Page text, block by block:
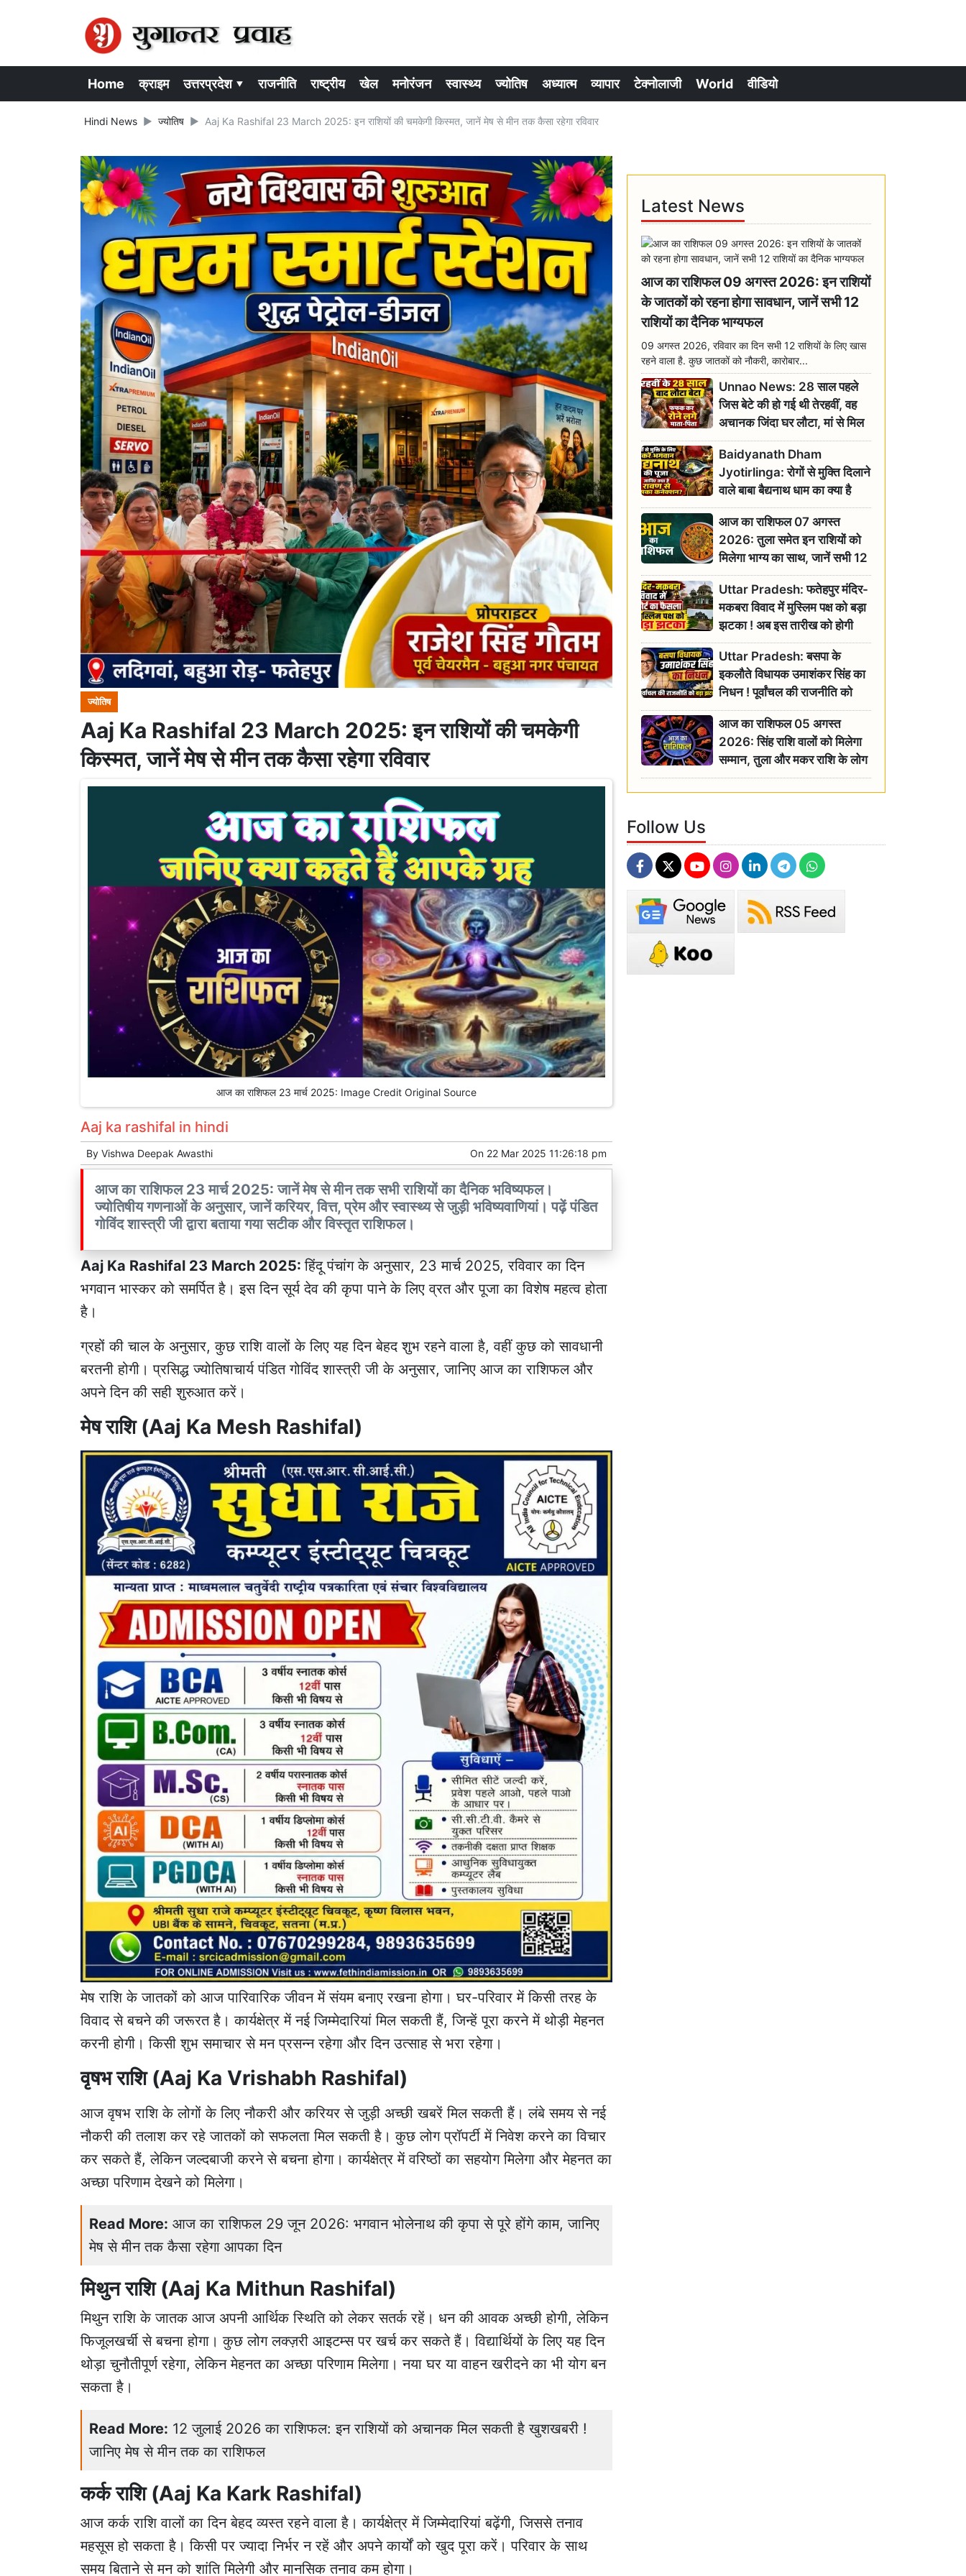
Home क्राइम उत्तरप्रदेश ▾ राजनीति राष्ट्रीय खेल मनोरंजन स्वास्थ्य ज्योतिष अध्यात्म व्यापार टेक्नोलाजी World वीडियो
Hindi News ज्योतिष Aaj Ka Rashifal 23 March 2025: इन राशियों की चमकेगी किस्मत, जानें मेष से मीन तक कैसा रहेगा रविवार
ज्योतिष
Aaj Ka Rashifal 23 March 2025: इन राशियों की चमकेगी
किस्मत, जानें मेष से मीन तक कैसा रहेगा रविवार
आज का राशिफल 23 मार्च 2025: Image Credit Original Source
Aaj ka rashifal in hindi
By Vishwa Deepak Awasthi On 22 Mar 2025 11:26:18 pm
आज का राशिफल 23 मार्च 2025: जानें मेष से मीन तक सभी राशियों का दैनिक भविष्यफल।
ज्योतिषीय गणनाओं के अनुसार, जानें करियर, वित्त, प्रेम और स्वास्थ्य से जुड़ी भविष्यवाणियां। पढ़ें पंडित
गोविंद शास्त्री जी द्वारा बताया गया सटीक और विस्तृत राशिफल।
Aaj Ka Rashifal 23 March 2025:हिंदू पंचांग के अनुसार, 23 मार्च 2025, रविवार का दिन
भगवान भास्कर को समर्पित है। इस दिन सूर्य देव की कृपा पाने के लिए व्रत और पूजा का विशेष महत्व होता
है।
ग्रहों की चाल के अनुसार, कुछ राशि वालों के लिए यह दिन बेहद शुभ रहने वाला है, वहीं कुछ को सावधानी
बरतनी होगी। प्रसिद्ध ज्योतिषाचार्य पंडित गोविंद शास्त्री जी के अनुसार, जानिए आज का राशिफल और
अपने दिन की सही शुरुआत करें।
मेष राशि (Aaj Ka Mesh Rashifal)
मेष राशि के जातकों को आज पारिवारिक जीवन में संयम बनाए रखना होगा। घर-परिवार में किसी तरह के
विवाद से बचने की जरूरत है। कार्यक्षेत्र में नई जिम्मेदारियां मिल सकती हैं, जिन्हें पूरा करने में थोड़ी मेहनत
करनी होगी। किसी शुभ समाचार से मन प्रसन्न रहेगा और दिन उत्साह से भरा रहेगा।
वृषभ राशि (Aaj Ka Vrishabh Rashifal)
आज वृषभ राशि के लोगों के लिए नौकरी और करियर से जुड़ी अच्छी खबरें मिल सकती हैं। लंबे समय से नई
नौकरी की तलाश कर रहे जातकों को सफलता मिल सकती है। कुछ लोग प्रॉपर्टी में निवेश करने का विचार
कर सकते हैं, लेकिन जल्दबाजी करने से बचना होगा। कार्यक्षेत्र में वरिष्ठों का सहयोग मिलेगा और मेहनत का
अच्छा परिणाम देखने को मिलेगा।
Read More: आज का राशिफल 29 जून 2026: भगवान भोलेनाथ की कृपा से पूरे होंगे काम, जानिए
मेष से मीन तक कैसा रहेगा आपका दिन
मिथुन राशि (Aaj Ka Mithun Rashifal)
मिथुन राशि के जातक आज अपनी आर्थिक स्थिति को लेकर सतर्क रहें। धन की आवक अच्छी होगी, लेकिन
फिजूलखर्ची से बचना होगा। कुछ लोग लक्ज़री आइटम्स पर खर्च कर सकते हैं। विद्यार्थियों के लिए यह दिन
थोड़ा चुनौतीपूर्ण रहेगा, लेकिन मेहनत का अच्छा परिणाम मिलेगा। नया घर या वाहन खरीदने का भी योग बन
सकता है।
Read More: 12 जुलाई 2026 का राशिफल: इन राशियों को अचानक मिल सकती है खुशखबरी !
जानिए मेष से मीन तक का राशिफल
कर्क राशि (Aaj Ka Kark Rashifal)
आज कर्क राशि वालों का दिन बेहद व्यस्त रहने वाला है। कार्यक्षेत्र में जिम्मेदारियां बढ़ेंगी, जिससे तनाव
महसूस हो सकता है। किसी पर ज्यादा निर्भर न रहें और अपने कार्यों को खुद पूरा करें। परिवार के साथ
समय बिताने से मन को शांति मिलेगी और मानसिक तनाव कम होगा।
Latest News
आज का राशिफल 09 अगस्त 2026: इन राशियों
के जातकों को रहना होगा सावधान, जानें सभी 12
राशियों का दैनिक भाग्यफल
09 अगस्त 2026, रविवार का दिन सभी 12 राशियों के लिए खास
रहने वाला है. कुछ जातकों को नौकरी, कारोबार...
Unnao News: 28 साल पहले
जिस बेटे की हो गई थी तेरहवीं, वह
अचानक जिंदा घर लौटा, मां से मिल
छलक पड़े आंसू
Baidyanath Dham
Jyotirlinga: रोगों से मुक्ति दिलाने
वाले बाबा बैद्यनाथ धाम का क्या है
रावण से संबंध? जानिए ज्योतिर्लिंग की
महिमा
आज का राशिफल 07 अगस्त
2026: तुला समेत इन राशियों को
मिलेगा भाग्य का साथ, जानें सभी 12
राशियों का दैनिक भाग्यफल
Uttar Pradesh: फतेहपुर मंदिर-
मकबरा विवाद में मुस्लिम पक्ष को बड़ा
झटका ! अब इस तारीख को होगी
सुनवाई
Uttar Pradesh: बसपा के
इकलौते विधायक उमाशंकर सिंह का
निधन ! पूर्वांचल की राजनीति को
बड़ा झटका, योगी ने जताया दुःख
आज का राशिफल 05 अगस्त
2026: सिंह राशि वालों को मिलेगा
सम्मान, तुला और मकर राशि के लोग
रहें सतर्क
Follow Us